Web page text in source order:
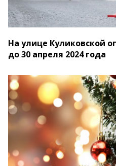
На улице Куликовской
до 30 апреля 2024 года